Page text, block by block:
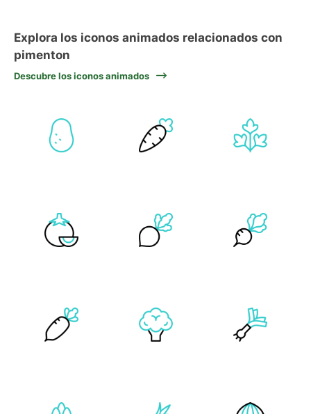
Explora los iconos animados relacionados con
pimenton
Descubre los iconos animados